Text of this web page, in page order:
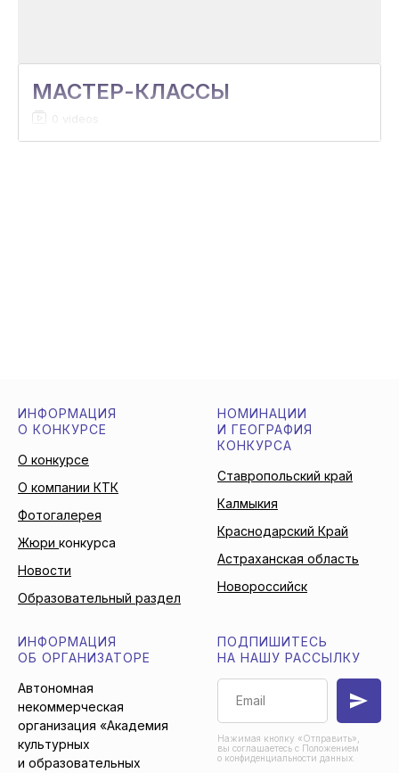
МАСТЕР-КЛАССЫ
0 videos
ИНФОРМАЦИЯ
О КОНКУРСЕ
О конкурсе
О компании КТК
Фотогалерея
Жюри конкурса
Новости
Образовательный раздел
НОМИНАЦИИ
И ГЕОГРАФИЯ
КОНКУРСА
Ставропольский край
Калмыкия
Краснодарский Край
Астраханская область
Новороссийск
ИНФОРМАЦИЯ
ОБ ОРГАНИЗАТОРЕ
Автономная
некоммерческая
организация «Академия
культурных
и образовательных
ПОДПИШИТЕСЬ
НА НАШУ РАССЫЛКУ
Нажимая кнопку «Отправить»,
вы соглашаетесь с Положением
о конфиденциальности данных.